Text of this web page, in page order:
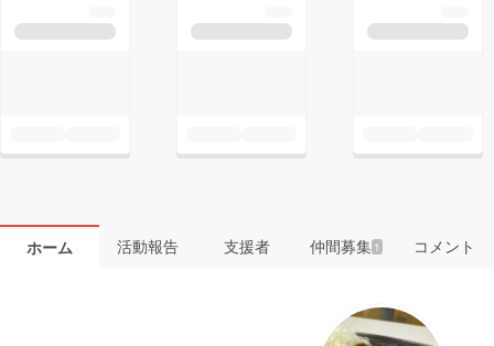
ホーム 活動報告 支援者 仲間募集 1 コメント